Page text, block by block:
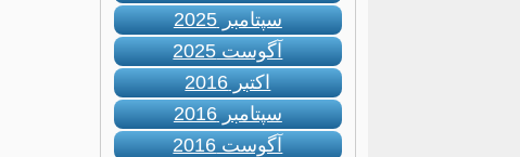
سپتامبر 2025
آگوست 2025
اکتبر 2016
سپتامبر 2016
آگوست 2016